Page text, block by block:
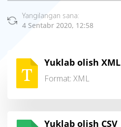
Yangilangan sana:
4 Sentabr 2020, 12:58
Yuklab olish XML
Format: XML
Yuklab olish CSV